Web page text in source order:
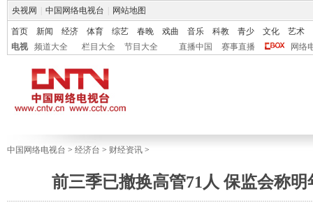
央视网 中国网络电视台 网站地图
首页 新闻 经济 体育 综艺 春晚 戏曲 音乐 科教 青少 文化
艺术
电视
频道大全 栏目大全 节目大全 直播中国 赛事直播 网络
中国网络电视台 > 经济台 > 财经资讯 >
前三季已撤换高管71人 保监会称